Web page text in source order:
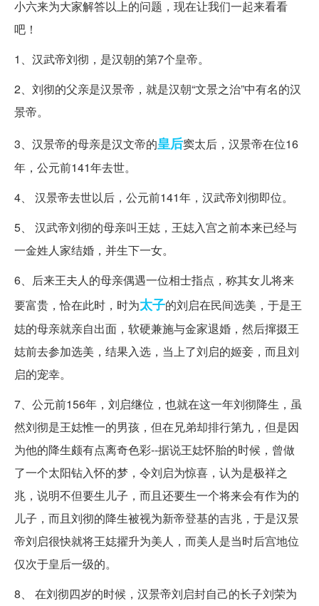
小六来为大家解答以上的问题，现在让我们一起来看看
吧！
1、汉武帝刘彻，是汉朝的第7个皇帝。
2、刘彻的父亲是汉景帝，就是汉朝“文景之治”中有名的汉
景帝。
3、汉景帝的母亲是汉文帝的皇后窦太后，汉景帝在位16
年，公元前141年去世。
4、 汉景帝去世以后，公元前141年，汉武帝刘彻即位。
5、 汉武帝刘彻的母亲叫王娡，王娡入宫之前本来已经与
一金姓人家结婚，并生下一女。
6、后来王夫人的母亲偶遇一位相士指点，称其女儿将来
要富贵，恰在此时，时为太子的刘启在民间选美，于是王
娡的母亲就亲自出面，软硬兼施与金家退婚，然后撺掇王
娡前去参加选美，结果入选，当上了刘启的姬妾，而且刘
启的宠幸。
7、公元前156年，刘启继位，也就在这一年刘彻降生，虽
然刘彻是王娡惟一的男孩，但在兄弟却排行第九，但是因
为他的降生颇有点离奇色彩--据说王娡怀胎的时候，曾做
了一个太阳钻入怀的梦，令刘启为惊喜，认为是极祥之
兆，说明不但要生儿子，而且还要生一个将来会有作为的
儿子，而且刘彻的降生被视为新帝登基的吉兆，于是汉景
帝刘启很快就将王娡擢升为美人，而美人是当时后宫地位
仅次于皇后一级的。
8、 在刘彻四岁的时候，汉景帝刘启封自己的长子刘荣为